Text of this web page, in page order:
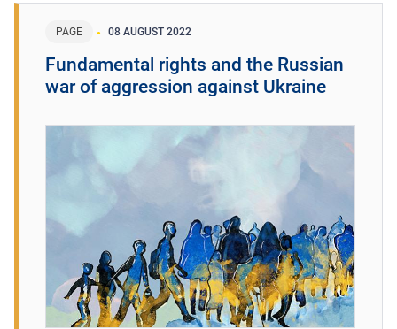
PAGE 08 AUGUST 2022
Fundamental rights and the Russian
war of aggression against Ukraine